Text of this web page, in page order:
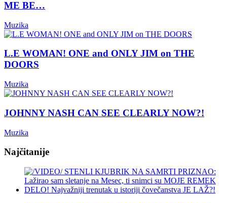
ME BE…
Muzika
L.E WOMAN! ONE and ONLY JIM on THE
DOORS
Muzika
JOHNNY NASH CAN SEE CLEARLY NOW?!
Muzika
Najčitanije